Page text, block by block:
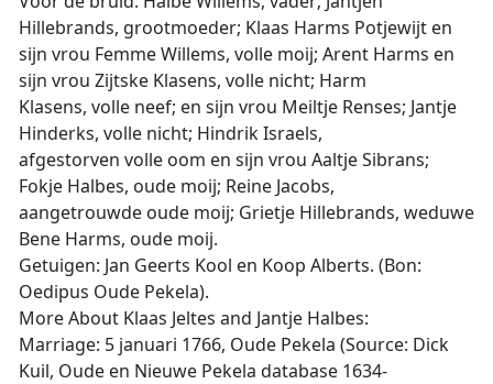
Hillebrands, grootmoeder; Klaas Harms Potjewijt en
sijn vrou Femme Willems, volle moij; Arent Harms en
sijn vrou Zijtske Klasens, volle nicht; Harm
Klasens, volle neef; en sijn vrou Meiltje Renses; Jantje
Hinderks, volle nicht; Hindrik Israels,
afgestorven volle oom en sijn vrou Aaltje Sibrans;
Fokje Halbes, oude moij; Reine Jacobs,
aangetrouwde oude moij; Grietje Hillebrands, weduwe
Bene Harms, oude moij.
Getuigen: Jan Geerts Kool en Koop Alberts. (Bon:
Oedipus Oude Pekela).
More About Klaas Jeltes and Jantje Halbes:
Marriage: 5 januari 1766, Oude Pekela (Source: Dick
Kuil, Oude en Nieuwe Pekela database 1634-